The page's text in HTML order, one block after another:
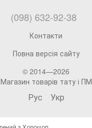
(098) 632-92-38
Контакти
Повна версія сайту
© 2014—2026
Магазин товарів тату і ПМ
Рус Укр